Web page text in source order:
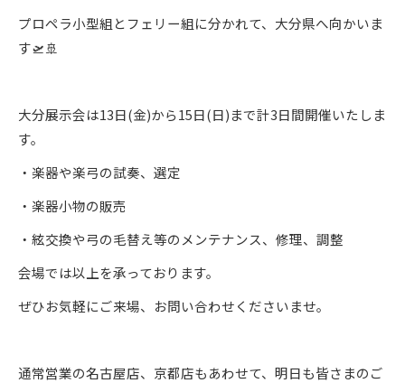
プロペラ小型組とフェリー組に分かれて、大分県へ向かいま
す🛫🚢
大分展示会は13日(金)から15日(日)まで計3日間開催いたしま
す。
・楽器や楽弓の試奏、選定
・楽器小物の販売
・絃交換や弓の毛替え等のメンテナンス、修理、調整
会場では以上を承っております。
ぜひお気軽にご来場、お問い合わせくださいませ。
通常営業の名古屋店、京都店もあわせて、明日も皆さまのご